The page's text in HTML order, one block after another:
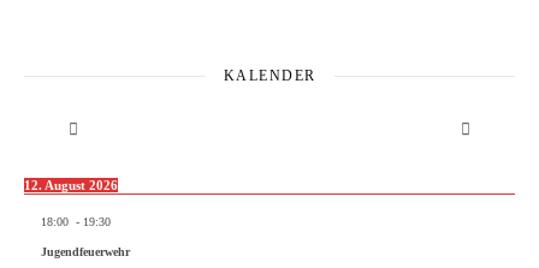
KALENDER
12. August 2026
18:00 - 19:30
Jugendfeuerwehr